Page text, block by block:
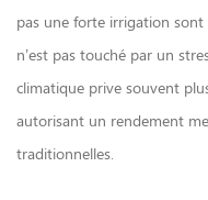
pas une forte irrigation
n’est pas touché par un
climatique prive souvent
autorisant un rendement
traditionnelles.